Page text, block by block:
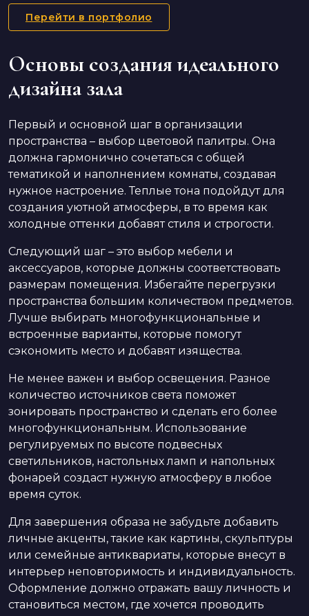
Перейти в портфолио
Основы создания идеального
дизайна зала
Первый и основной шаг в организации
пространства – выбор цветовой палитры. Она
должна гармонично сочетаться с общей
тематикой и наполнением комнаты, создавая
нужное настроение. Теплые тона подойдут для
создания уютной атмосферы, в то время как
холодные оттенки добавят стиля и строгости.
Следующий шаг – это выбор мебели и
аксессуаров, которые должны соответствовать
размерам помещения. Избегайте перегрузки
пространства большим количеством предметов.
Лучше выбирать многофункциональные и
встроенные варианты, которые помогут
сэкономить место и добавят изящества.
Не менее важен и выбор освещения. Разное
количество источников света поможет
зонировать пространство и сделать его более
многофункциональным. Использование
регулируемых по высоте подвесных
светильников, настольных ламп и напольных
фонарей создаст нужную атмосферу в любое
время суток.
Для завершения образа не забудьте добавить
личные акценты, такие как картины, скульптуры
или семейные антиквариаты, которые внесут в
интерьер неповторимость и индивидуальность.
Оформление должно отражать вашу личность и
становиться местом, где хочется проводить